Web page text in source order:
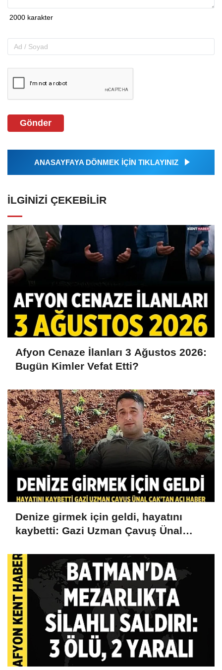
Gönder
ANASAYFAYA DÖNMEK İÇİN TIKLAYINIZ
İLGINIZI ÇEKEBILIR
Afyon Cenaze İlanları 3 Ağustos 2026:
Bugün Kimler Vefat Etti?
Denize girmek için geldi, hayatını
kaybetti: Gazi Uzman Çavuş Ünal